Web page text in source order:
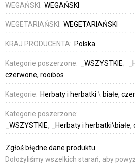
WEGAŃSKI: WEGAŃSKI
WEGETARIAŃSKI: WEGETARIAŃSKI
KRAJ PRODUCENTA: Polska
Kategorie poszerzone: _WSZYSTKIE
czerwone, rooibos
Kategorie: Herbaty i herbatki \ białe,
Kategorie poszerzone:
_WSZYSTKIE
_Herbaty i
Zgłoś błędne dane produktu
Dołożyliśmy wszelkich starań, aby